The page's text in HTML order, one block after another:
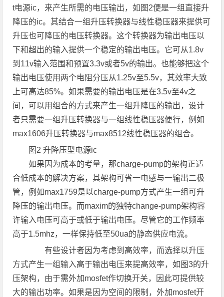
t电源ic，来产生所需的电压输出，如图2便是一组直接升
降压的ic。其结合一组升压转换器与线性稳压器来提供可
升压也可降压的电压转换器。这个转换器为输出电压以
下和超出的输入提供一个稳定的输出电压。它可从1.8v
到11v输入范围和预置3.3v或者5v的输出。也能够把这个
输出电压使用两个电阻分压从1.25v至5.5v，其效率大致
上可高达85%。如果需要的输出电压是在3.5v至4v之
间，可以用组合的方式来产生一组升降压的输出，设计
者只需要一组升压转换器与一组线性稳压器便行，例如
max1606升压转换器与max8512线性稳压器的组合。
图2 升降压型电源ic
如果因为成本的考量，那charge-pump的架构正适
合低成本的解决方案，其架构可省一电感与一输出二极
管，例如max1759是以charge-pump方式产生一组可升
降压的输出电压。而maxim的独特change-pump架构容
许输入电压可高于或低于输出电压。尽管它的工作频率
高于1.5mhz，一样保持低至50ua的静态供应电流。
有些设计者因为考虑到高效率，而选择以升压
方式产生一组输入高于输出电压来提高效率，如图3的升
压架构，由于需外加mosfet作切换开关，因此可提供较
大的输出功率。如果是因为空间的限制，外加mosfet开